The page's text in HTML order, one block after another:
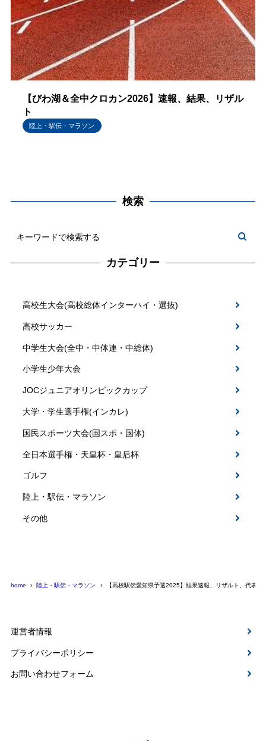
【びわ湖＆全中クロカン2026】速報、結果、リザル
ト
陸上・駅伝・マラソン
検索
カテゴリー
高校生大会(高校総体インターハイ・選抜)
高校サッカー
中学生大会(全中・中体連・中総体)
小学生少年大会
JOCジュニアオリンピックカップ
大学・学生選手権(インカレ)
国民スポーツ大会(国スポ・国体)
全日本選手権・天皇杯・皇后杯
ゴルフ
陸上・駅伝・マラソン
その他
home 陸上・駅伝・マラソン 【高校駅伝愛知県予選2025】結果速報、リザルト、代表校
運営者情報
プライバシーポリシー
お問い合わせフォーム